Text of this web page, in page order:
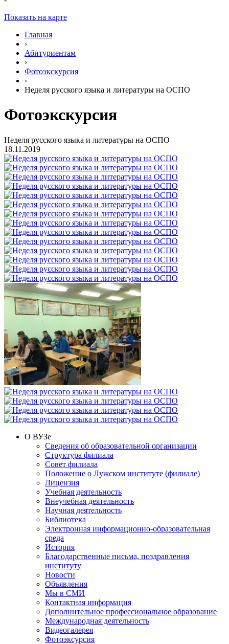
Показать на карте
Главная
›
Абитуриентам
›
Фотоэкскурсия
›
Неделя русского языка и литературы на ОСПО
Фотоэкскурсия
Неделя русского языка и литературы на ОСПО
18.11.2019
О ВУЗе
Сведения об образовательной организации
Структура филиала
Совет филиала
Положение о Лужском институте (филиале)
Лицензия
Учебная деятельность
Внеучебная деятельность
Научная деятельность
Библиотека
Электронная информационно-образовательная
среда
История
Благодарственные письма, поздравления
институту
Новости
Объявления
Мы в СМИ
Контактная информация
Дополнительное профессиональное образование
Международная деятельность
Видеогалерея
Фотоэксурсия